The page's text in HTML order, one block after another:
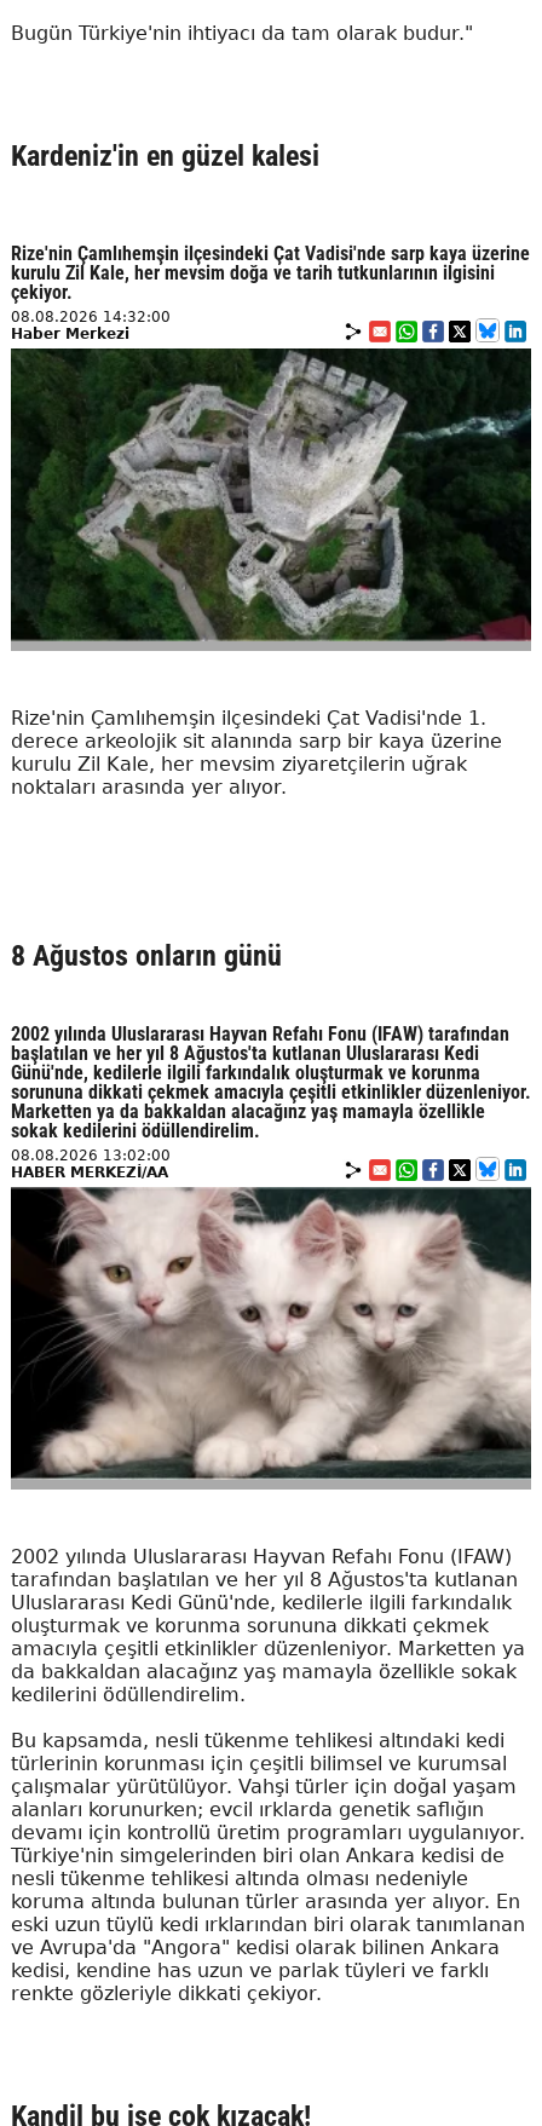
Bugün Türkiye'nin ihtiyacı da tam olarak budur."
Kardeniz'in en güzel kalesi
Rize'nin Çamlıhemşin ilçesindeki Çat Vadisi'nde sarp kaya üzerine
kurulu Zil Kale, her mevsim doğa ve tarih tutkunlarının ilgisini
çekiyor.
08.08.2026 14:32:00
Haber Merkezi
Rize'nin Çamlıhemşin ilçesindeki Çat Vadisi'nde 1.
derece arkeolojik sit alanında sarp bir kaya üzerine
kurulu Zil Kale, her mevsim ziyaretçilerin uğrak
noktaları arasında yer alıyor.
8 Ağustos onların günü
2002 yılında Uluslararası Hayvan Refahı Fonu (IFAW) tarafından
başlatılan ve her yıl 8 Ağustos'ta kutlanan Uluslararası Kedi
Günü'nde, kedilerle ilgili farkındalık oluşturmak ve korunma
sorununa dikkati çekmek amacıyla çeşitli etkinlikler düzenleniyor.
Marketten ya da bakkaldan alacağınz yaş mamayla özellikle
sokak kedilerini ödüllendirelim.
08.08.2026 13:02:00
HABER MERKEZİ/AA
2002 yılında Uluslararası Hayvan Refahı Fonu (IFAW)
tarafından başlatılan ve her yıl 8 Ağustos'ta kutlanan
Uluslararası Kedi Günü'nde, kedilerle ilgili farkındalık
oluşturmak ve korunma sorununa dikkati çekmek
amacıyla çeşitli etkinlikler düzenleniyor. Marketten ya
da bakkaldan alacağınz yaş mamayla özellikle sokak
kedilerini ödüllendirelim.
Bu kapsamda, nesli tükenme tehlikesi altındaki kedi
türlerinin korunması için çeşitli bilimsel ve kurumsal
çalışmalar yürütülüyor. Vahşi türler için doğal yaşam
alanları korunurken; evcil ırklarda genetik saflığın
devamı için kontrollü üretim programları uygulanıyor.
Türkiye'nin simgelerinden biri olan Ankara kedisi de
nesli tükenme tehlikesi altında olması nedeniyle
koruma altında bulunan türler arasında yer alıyor. En
eski uzun tüylü kedi ırklarından biri olarak tanımlanan
ve Avrupa'da "Angora" kedisi olarak bilinen Ankara
kedisi, kendine has uzun ve parlak tüyleri ve farklı
renkte gözleriyle dikkati çekiyor.
Kandil bu işe çok kızacak!